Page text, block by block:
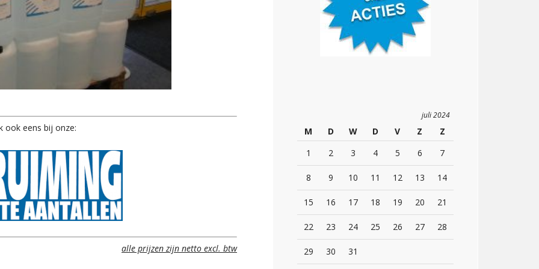
ook eens bij onze:
alle prijzen zijn netto excl. btw
juli 2024
M D W D V Z
Z
1
2 3 4 5 6 7
8 9 10 11 12 13 14
15 16 17 18 19 20 21
22 23 24 25 26 27 28
29 30 31